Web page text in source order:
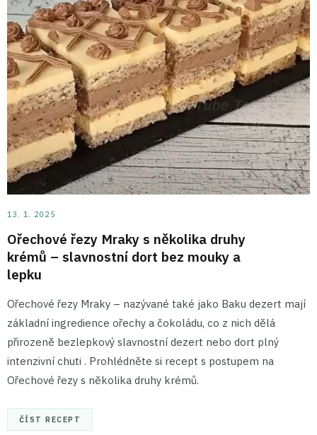
13. 1. 2025
Ořechové řezy Mraky s několika druhy
krémů – slavnostní dort bez mouky a
lepku
Ořechové řezy Mraky – nazývané také jako Baku dezert mají
základní ingredience ořechy a čokoládu, co z nich dělá
přirozeně bezlepkový slavnostní dezert nebo dort plný
intenzivní chuti . Prohlédněte si recept s postupem na
Ořechové řezy s několika druhy krémů.
ČÍST RECEPT